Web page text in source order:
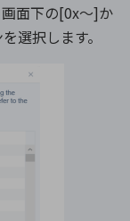
面下の[0x〜]か
選択します。